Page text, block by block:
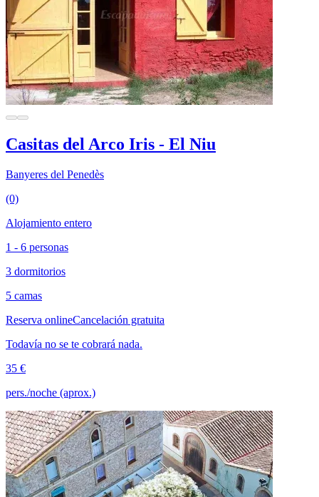
Casitas del Arco Iris - El Niu
Banyeres del Penedès
(0)
Alojamiento entero
1 - 6 personas
3 dormitorios
5 camas
Reserva onlineCancelación gratuita
Todavía no se te cobrará nada.
35 €
pers./noche (aprox.)